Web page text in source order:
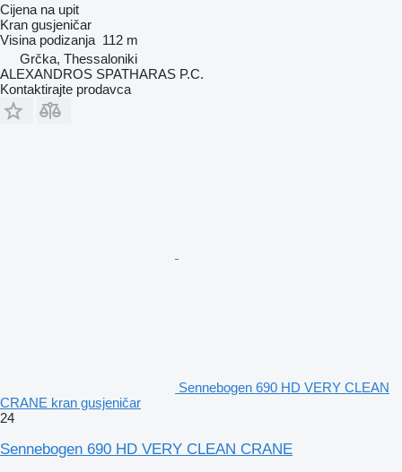
Cijena na upit
Kran gusjeničar
Visina podizanja 112 m
Grčka, Thessaloniki
ALEXANDROS SPATHARAS P.C.
Kontaktirajte prodavca
Sennebogen 690 HD VERY CLEAN
CRANE kran gusjeničar
24
Sennebogen 690 HD VERY CLEAN CRANE